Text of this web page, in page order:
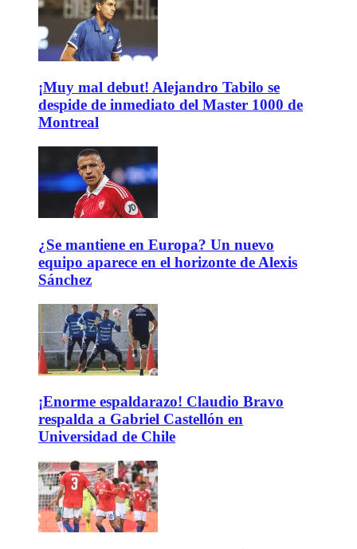
¡Muy mal debut! Alejandro Tabilo se
despide de inmediato del Master 1000 de
Montreal
¿Se mantiene en Europa? Un nuevo
equipo aparece en el horizonte de Alexis
Sánchez
¡Enorme espaldarazo! Claudio Bravo
respalda a Gabriel Castellón en
Universidad de Chile